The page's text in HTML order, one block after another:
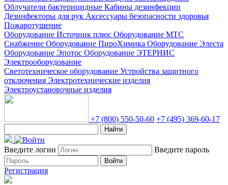
Облучатели бактерицидные Кабины дезинфекции
Дезинфекторы для рук Аксессуары безопасности здоровья
Пожаротушение
Оборудование Источник плюс Оборудование МТС
Снабжение Оборудование ПироХимика Оборудование Элеста
Оборудование Эпотос Оборудование ЭТЕРНИС
Электрооборудование
Светотехническое оборудование Устройства защитного
отключения Электротехнические изделия
Электроустановочные изделия
+7 (800) 550-50-60 +7 (495) 369-60-17
Найти
Введите логин Введите пароль
Войти
Регистрация